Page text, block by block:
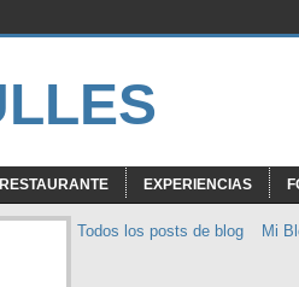
RESTAURANTE EXPERIENCIAS
Todos los posts de blog Mi